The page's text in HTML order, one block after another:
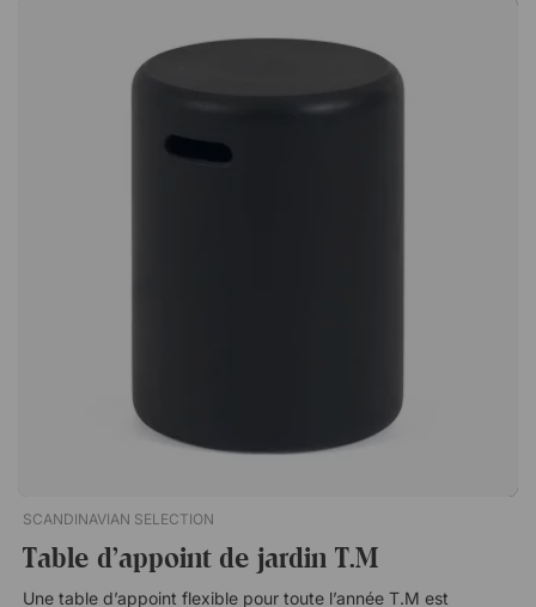
Ensemble flexible – aussi beau seul qu’en groupe C.N s’intègre
aussi bien comme pièce forte individuelle qu’en combinaison
avec d’autres éléments de la même collection. Créez un
ensemble lounge harmonieux ou laissez un fauteuil seul
devenir un détail élégant sur la terrasse. Coussins pratiques
Coussins rembourrés déhoussables .
SCANDINAVIAN SELECTION
Table d'appoint de jardin T.M
Une table d’appoint flexible pour toute l’année T.M est